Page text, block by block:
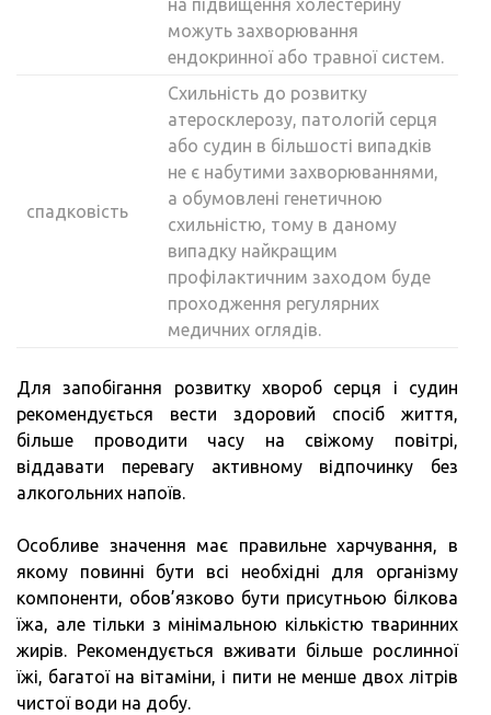
на підвищення холестерину
можуть захворювання
ендокринної або травної систем.
спадковість
Схильність до розвитку
атеросклерозу, патологій серця
або судин в більшості випадків
не є набутими захворюваннями,
а обумовлені генетичною
схильністю, тому в даному
випадку найкращим
профілактичним заходом буде
проходження регулярних
медичних оглядів.
Для запобігання розвитку хвороб серця і судин
рекомендується вести здоровий спосіб життя,
більше проводити часу на свіжому повітрі,
віддавати перевагу активному відпочинку без
алкогольних напоїв.
Особливе значення має правильне харчування, в
якому повинні бути всі необхідні для організму
компоненти, обов’язково бути присутньою білкова
їжа, але тільки з мінімальною кількістю тваринних
жирів. Рекомендується вживати більше рослинної
їжі, багатої на вітаміни, і пити не менше двох літрів
чистої води на добу.